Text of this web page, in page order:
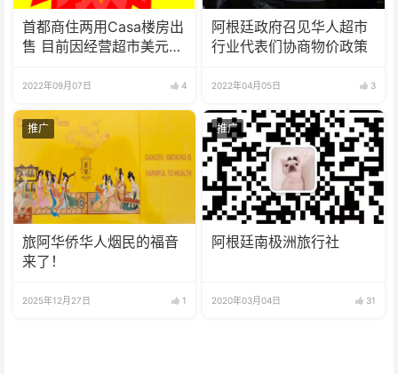
首都商住两用Casa楼房出
售 目前因经营超市美元月
2022年09月07日 4
阿根廷政府召见华人超市
行业代表们协商物价政策
2022年04月05日 3
推广
旅阿华侨华人烟民的福音
来了！
2025年12月27日 1
推广
阿根廷南极洲旅行社
2020年03月04日 31